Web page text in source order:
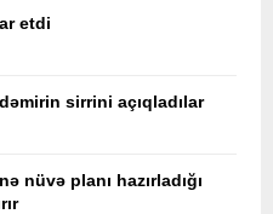
etdi
sirrini açıqladılar
nüvə planı hazırladığı